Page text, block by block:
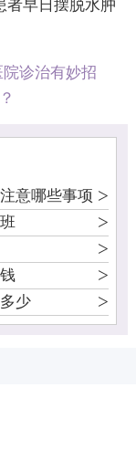
者早日摆脱水肿
诊治有妙招
意哪些事项 >
>
>
>
少 >